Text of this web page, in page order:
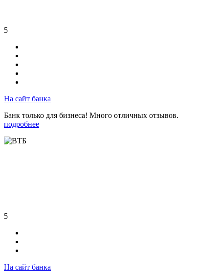
5
На сайт банка
Банк только для бизнеса! Много отличных отзывов.
подробнее
5
На сайт банка